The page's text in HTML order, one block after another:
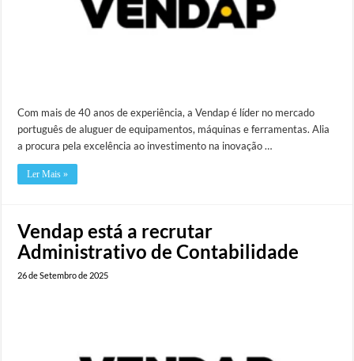
Com mais de 40 anos de experiência, a Vendap é líder no mercado
português de aluguer de equipamentos, máquinas e ferramentas. Alia
a procura pela excelência ao investimento na inovação …
Ler Mais »
Vendap está a recrutar
Administrativo de Contabilidade
26 de Setembro de 2025